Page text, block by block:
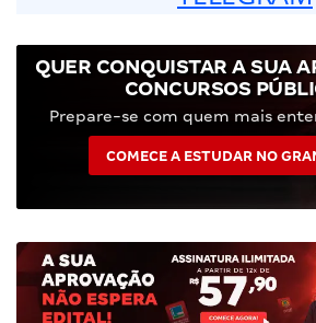
QUER CONQUISTAR A SUA
CONCURSOS
Prepare-se com quem mais
COMECE A ESTUDAR NO